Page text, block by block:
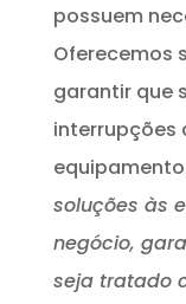
possuem
Oferecemos
garantir que
interrupções
soluções às
negócio,
seja tratado